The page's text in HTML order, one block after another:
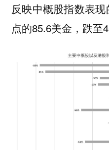
反映中概股指数表
点的85.6美金，跌至